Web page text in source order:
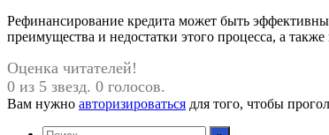
Рефинансирование кредита может быть
преимущества и недостатки этого процесса, а
Оценка читателей!
0 из 5 звезд. 0 голосов.
Вам нужно авторизироваться для того, чтобы